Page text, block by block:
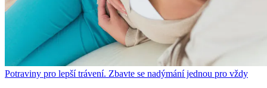
Potraviny pro lepší trávení. Zbavte se nadýmání jednou pro vždy